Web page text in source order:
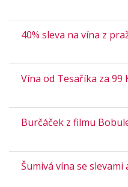
40% sleva na vína z
Vína od Tesaříka za 99
Burčáček z filmu
Šumivá vína se slevami